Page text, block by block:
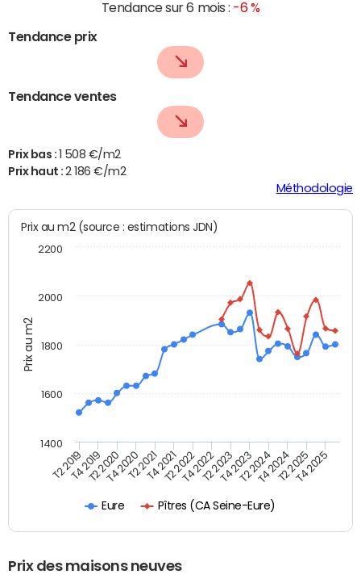
Tendance sur 6 mois : -6 %
Tendance prix
Tendance ventes
Prix bas : 1 508 €/m2
Prix haut :2 186 €/m2
Méthodologie
Prix au m2
Prix au m2 (source : estimations JDN)
Eure Pîtres (CA Seine-Eure)
T2 2019T4 2019T2 2020T4 2020T2 2021T4 2021T2 2022T4 2022T2 2023T4 2023T2 2024T4 2024T2 2025T4 2025
1400
1600
1800
2000
2200
Prix des maisons neuves